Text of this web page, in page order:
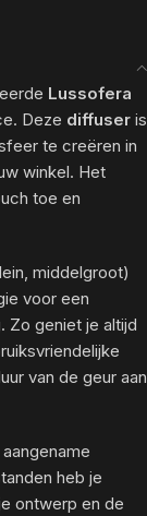
Lussofera
Deze diffuser is
te creëren in
winkel. Het
toe en
middelgroot)
voor een
Zo geniet je altijd
van de geur aan
heb je
ontwerp en de